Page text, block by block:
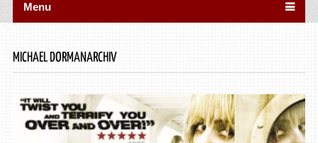
Menu
MICHAEL DORMANARCHIV